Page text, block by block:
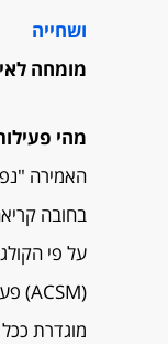
ושחייה
מומחה
מהי
האמירה
בחובה
על פי
מוגדרת